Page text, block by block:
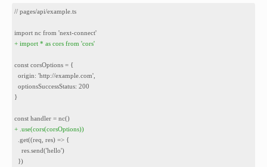
// pages/api/example.ts
import nc from 'next-connect'
+ import * as cors from 'cors'
const corsOptions = {
  origin: 'http://example.com',
  optionsSuccessStatus: 200
}
const handler = nc()
+ .use(cors(corsOptions))
  .get((req, res) => {
res.send('hello')
  })